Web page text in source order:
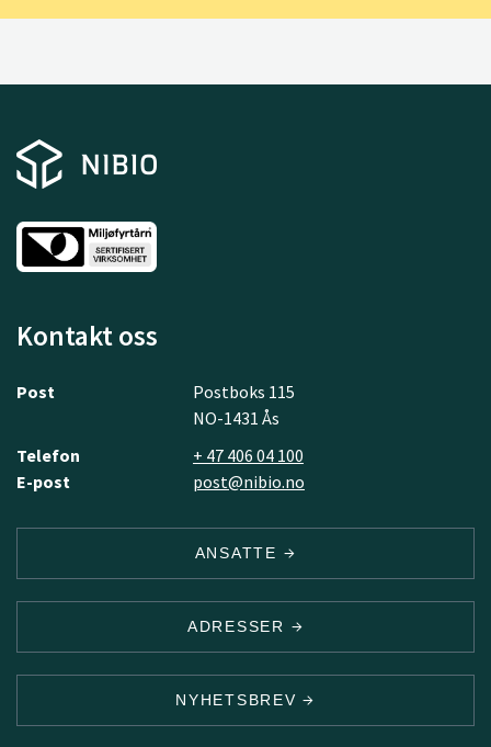
Kontakt oss
Post
Postboks 115
NO-1431 Ås
Telefon
+ 47 406 04 100
E-post
post@nibio.no
ANSATTE
ADRESSER
NYHETSBREV